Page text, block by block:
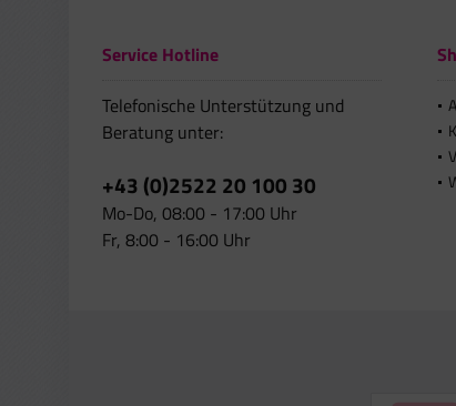
Service Hotline
Telefonische Unterstützung und
Beratung unter:
+43 (0)2522 20 100 30
Mo-Do, 08:00 - 17:00 Uhr
Fr, 8:00 - 16:00 Uhr